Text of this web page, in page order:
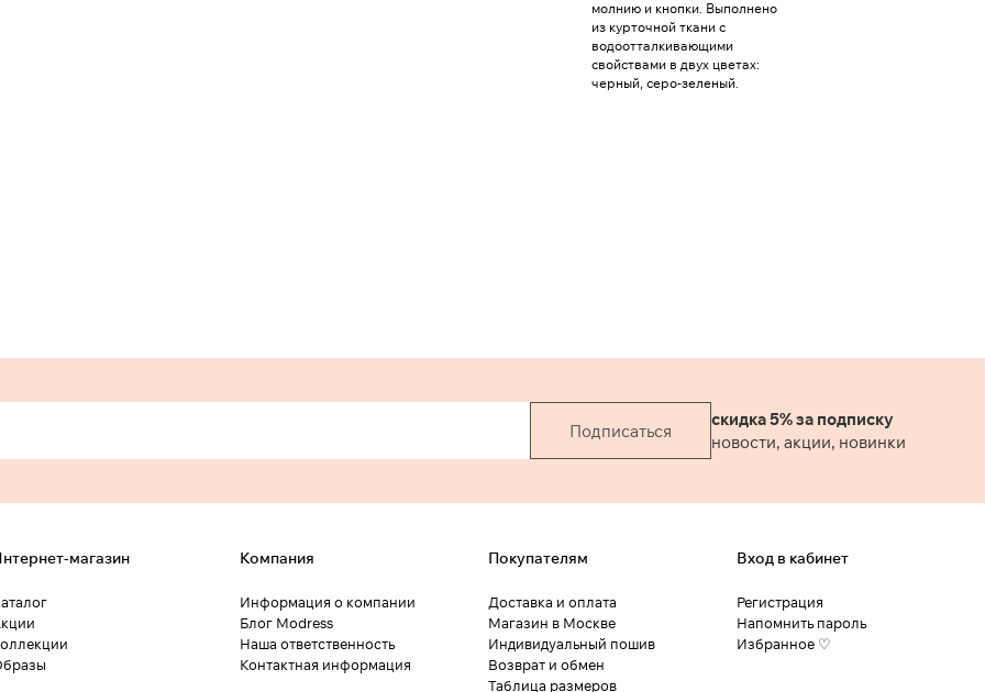
молнию и кнопки. Выполнено
из курточной ткани с
водоотталкивающими
свойствами в двух цветах:
черный, серо-зеленый.
Подписаться
скидка 5% за подписку
новости, акции, новинки
магазин Компания
Информация о компании
Блог Modress
Наша ответственность
Контактная информация
Покупателям
Доставка и оплата
Магазин в Москве
Индивидуальный пошив
Возврат и обмен
Таблица размеров
Вход в кабинет
Регистрация
Напомнить пароль
Избранное ♡